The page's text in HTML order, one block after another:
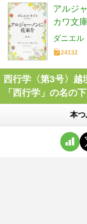
アルジ
カワ文
ダニエル
24132
西行学〈第3号〉越
「西行学」の名の
本つ